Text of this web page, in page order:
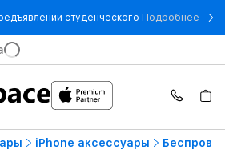
студенческого Подробнее - -
iPhone аксессуары